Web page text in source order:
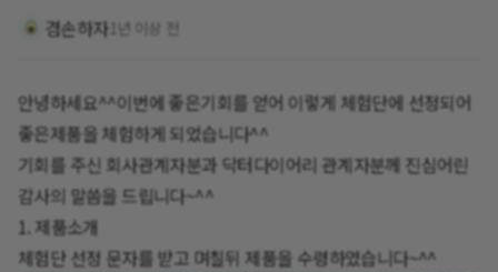
겸손하자1년 이상 전
안녕하세요^^이번에 좋은기회를 얻어 이렇게 체험단에 선정되어
좋은제품을 체험하게 되었습니다^^
기회를 주신 회사관계자분과 닥터다이어리 관계자분께 진심어린
감사의 말씀을 드립니다~^^
1. 제품소개
체험단 선정 문자를 받고 며칠뒤 제품을 수령하였습니다~^^